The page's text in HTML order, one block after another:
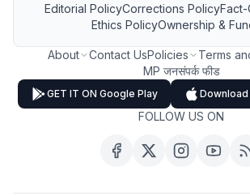
Editorial PolicyCorrections Policy
Ethics PolicyOwnership &
About Contact UsPolicies
Terms
MP जनसंपर्क फीड
GET IT ON Google Play
FOLLOW US ON